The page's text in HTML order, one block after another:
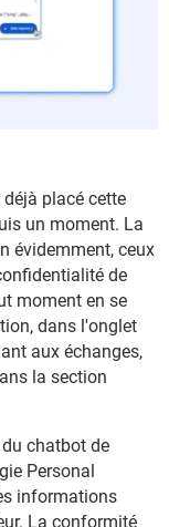
placé cette
un moment. La
évidemment, ceux
de
moment en se
dans l'onglet
aux échanges,
la section
chatbot de
Personal
informations
La conformité